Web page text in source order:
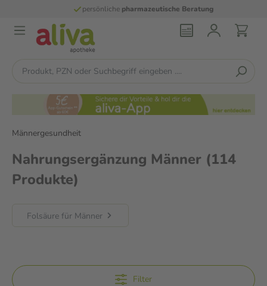
persönlichepharmazeutische Beratung
Männergesundheit
Nahrungsergänzung Männer (114
Produkte)
Folsäure für Männer
Filter